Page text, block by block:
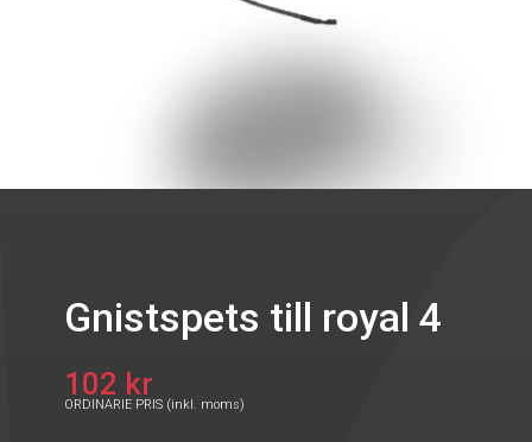
Gnistspets till royal 4
102 kr
ORDINARIE PRIS (inkl. moms)